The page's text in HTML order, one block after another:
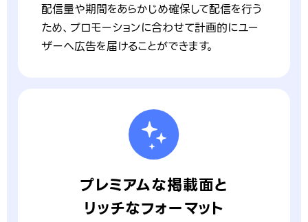
配信量や期間をあらかじめ確保して配信を行う
ため、プロモーションに合わせて計画的にユー
ザーへ広告を届けることができます。
プレミアムな掲載面と
リッチなフォーマット